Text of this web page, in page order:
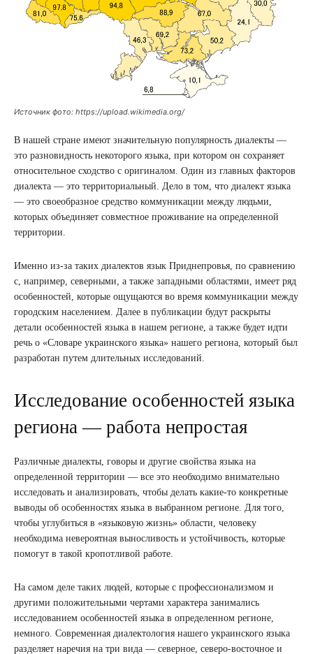
Источник фото: https://upload.wikimedia.org/
В нашей стране имеют значительную популярность диалекты —
это разновидность некоторого языка, при котором он сохраняет
относительное сходство с оригиналом. Один из главных факторов
диалекта — это территориальный. Дело в том, что диалект языка
— это своеобразное средство коммуникации между людьми,
которых объединяет совместное проживание на определенной
территории.
Именно из-за таких диалектов язык Приднепровья, по сравнению
с, например, северными, а также западными областями, имеет ряд
особенностей, которые ощущаются во время коммуникации между
городским населением. Далее в публикации будут раскрыты
детали особенностей языка в нашем регионе, а также будет идти
речь о «Словаре украинского языка» нашего региона, который был
разработан путем длительных исследований.
Исследование особенностей языка
региона — работа непростая
Различные диалекты, говоры и другие свойства языка на
определенной территории — все это необходимо внимательно
исследовать и анализировать, чтобы делать какие-то конкретные
выводы об особенностях языка в выбранном регионе. Для того,
чтобы углубиться в «языковую жизнь» области, человеку
необходима невероятная выносливость и устойчивость, которые
помогут в такой кропотливой работе.
На самом деле таких людей, которые с профессионализмом и
другими положительными чертами характера занимались
исследованием особенностей языка в определенном регионе,
немного. Современная диалектология нашего украинского языка
разделяет наречия на три вида — северное, северо-восточное и